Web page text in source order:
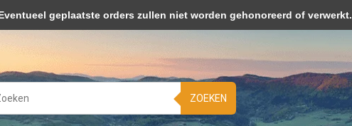
ZOEKEN
Is dat akkoord? Ja Nee Meer over cookies »
geplaatste orders zullen niet worden gehonoreerd of verwerkt.